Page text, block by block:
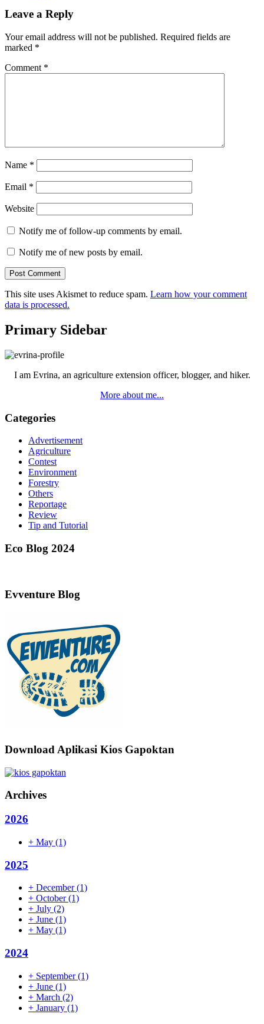
Leave a Reply
Your email address will not be published. Required fields are
marked *
Comment *
Name *
Email *
Website
Notify me of follow-up comments by email.
Notify me of new posts by email.
This site uses Akismet to reduce spam. Learn how your comment
data is processed.
Primary Sidebar
I am Evrina, an agriculture extension officer, blogger, and hiker.
More about me...
Categories
Advertisement
Agriculture
Contest
Environment
Forestry
Others
Reportage
Review
Tip and Tutorial
Eco Blog 2024
Evventure Blog
Download Aplikasi Kios Gapoktan
Archives
2026
+ May (1)
2025
+ December(1)
+ October(1)
+ July (2)
+ June (1)
+ May (1)
2024
+ September(1)
+ June (1)
+ March (2)
+ January (1)